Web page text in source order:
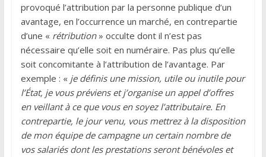
provoqué l’attribution par la personne publique d’un
avantage, en l’occurrence un marché, en contrepartie
d’une « rétribution» occulte dont il n’est pas
nécessaire qu’elle soit en numéraire. Pas plus qu’elle
soit concomitante à l’attribution de l’avantage. Par
exemple : «je définis une mission, utile ou inutile pour
l’État, je vous préviens et j’organise un appel d’offres
en veillant à ce que vous en soyez l’attributaire. En
contrepartie, le jour venu, vous mettrez à la disposition
de mon équipe de campagne un certain nombre de
vos salariés dont les prestations seront bénévoles et